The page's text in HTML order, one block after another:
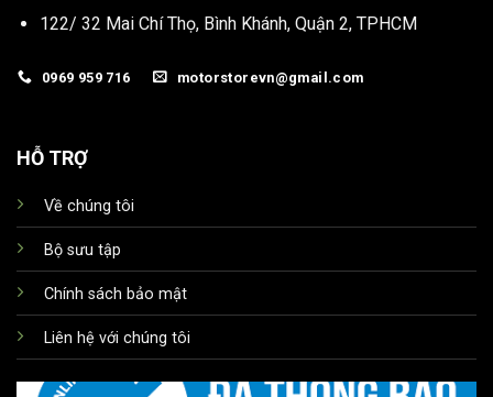
122/ 32 Mai Chí Thọ, Bình Khánh, Quận 2, TPHCM
0969 959 716 motorstorevn@gmail.com
HỖ TRỢ
Về chúng tôi
Bộ sưu tập
Chính sách bảo mật
Liên hệ với chúng tôi